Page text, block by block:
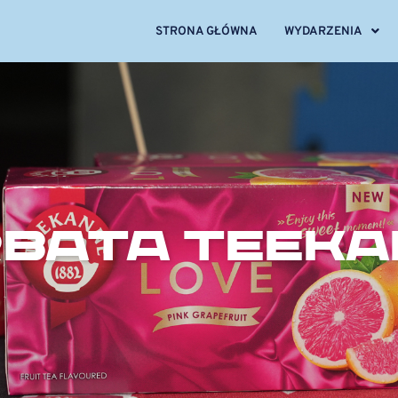
STRONA GŁÓWNA WYDARZENIA